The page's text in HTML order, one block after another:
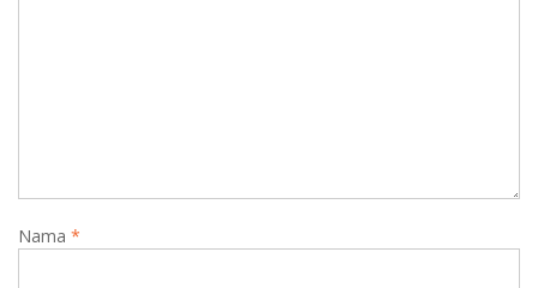
Nama *